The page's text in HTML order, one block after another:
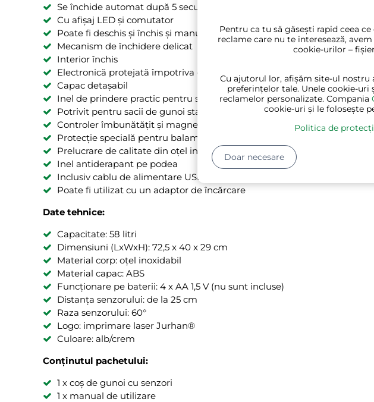
Se închide automat după 5 secunde
Cu afișaj LED și comutator
Poate fi deschis și închis și manual
Mecanism de închidere delicat
Interior închis
Electronică protejată împotriva condensului
Capac detașabil
Inel de prindere practic pentru sacii de gunoi
Potrivit pentru sacii de gunoi standard
Controler îmbunătățit și magnet pe capac
Protecție specială pentru balamale
Prelucrare de calitate din oțel inoxidabil
Inel antiderapant pe podea
Inclusiv cablu de alimentare USB de 148 cm
Poate fi utilizat cu un adaptor de încărcare
Date tehnice:
Capacitate: 58 litri
Dimensiuni (LxWxH): 72,5 x 40 x 29 cm
Material corp: oțel inoxidabil
Material capac: ABS
Funcționare pe baterii: 4 x AA 1,5 V (nu sunt incluse)
Distanța senzorului: de la 25 cm
Raza senzorului: 60°
Logo: imprimare laser Jurhan®
Culoare: alb/crem
Conținutul pachetului:
1 x coș de gunoi cu senzori
1 x manual de utilizare
Pentru ca tu să găsești rapid ceea
reclame care nu te interesează,
cookie-urilor –
Cu ajutorul lor, afișăm site-ul
preferințelor tale. Unele cookie-uri
reclamelor personalizate. Compania
cookie-uri și le folosește
Politica de
Doar necesare